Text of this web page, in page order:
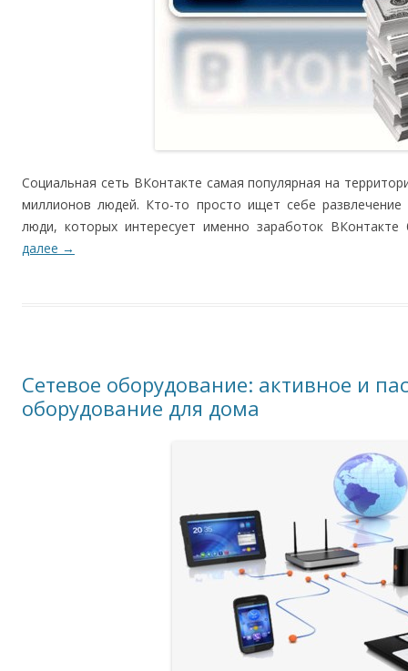
Социальная сеть ВКонтакте самая популярная на
миллионов людей. Кто-то просто ищет себе
люди, которых интересует именно заработок
далее →
Сетевое оборудование: активное и
оборудование для дома